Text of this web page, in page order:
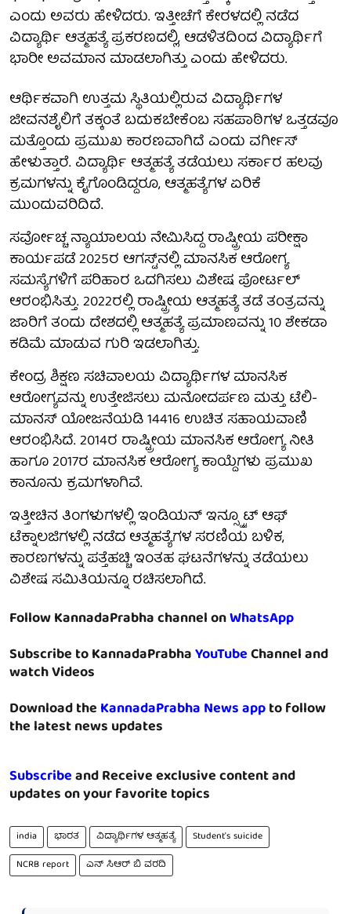
ಎಂದು ಅವರು ಹೇಳಿದರು. ಇತ್ತೀಚೆಗೆ ಕೇರಳದಲ್ಲಿ ನಡೆದ
ವಿದ್ಯಾರ್ಥಿ ಆತ್ಮಹತ್ಯೆ ಪ್ರಕರಣದಲ್ಲಿ, ಆಡಳಿತದಿಂದ ವಿದ್ಯಾರ್ಥಿಗೆ
ಭಾರೀ ಅವಮಾನ ಮಾಡಲಾಗಿತ್ತು ಎಂದು ಹೇಳಿದರು.
ಆರ್ಥಿಕವಾಗಿ ಉತ್ತಮ ಸ್ಥಿತಿಯಲ್ಲಿರುವ ವಿದ್ಯಾರ್ಥಿಗಳ
ಜೀವನಶೈಲಿಗೆ ತಕ್ಕಂತೆ ಬದುಕಬೇಕೆಂಬ ಸಹಪಾಠಿಗಳ ಒತ್ತಡವೂ
ಮತ್ತೊಂದು ಪ್ರಮುಖ ಕಾರಣವಾಗಿದೆ ಎಂದು ವರ್ಗೀಸ್
ಹೇಳುತ್ತಾರೆ. ವಿದ್ಯಾರ್ಥಿ ಆತ್ಮಹತ್ಯೆ ತಡೆಯಲು ಸರ್ಕಾರ ಹಲವು
ಕ್ರಮಗಳನ್ನು ಕೈಗೊಂಡಿದ್ದರೂ, ಆತ್ಮಹತ್ಯೆಗಳ ಏರಿಕೆ
ಮುಂದುವರಿದಿದೆ.
ಸರ್ವೋಚ್ಚ ನ್ಯಾಯಾಲಯ ನೇಮಿಸಿದ್ದ ರಾಷ್ಟ್ರೀಯ ಪರೀಕ್ಷಾ
ಕಾರ್ಯಪಡೆ 2025ರ ಆಗಸ್ಟ್‌ನಲ್ಲಿ ಮಾನಸಿಕ ಆರೋಗ್ಯ
ಸಮಸ್ಯೆಗಳಿಗೆ ಪರಿಹಾರ ಒದಗಿಸಲು ವಿಶೇಷ ಪೋರ್ಟಲ್
ಆರಂಭಿಸಿತ್ತು. 2022ರಲ್ಲಿ ರಾಷ್ಟ್ರೀಯ ಆತ್ಮಹತ್ಯೆ ತಡೆ ತಂತ್ರವನ್ನು
ಜಾರಿಗೆ ತಂದು ದೇಶದಲ್ಲಿ ಆತ್ಮಹತ್ಯೆ ಪ್ರಮಾಣವನ್ನು 10 ಶೇಕಡಾ
ಕಡಿಮೆ ಮಾಡುವ ಗುರಿ ಇಡಲಾಗಿತ್ತು.
ಕೇಂದ್ರ ಶಿಕ್ಷಣ ಸಚಿವಾಲಯ ವಿದ್ಯಾರ್ಥಿಗಳ ಮಾನಸಿಕ
ಆರೋಗ್ಯವನ್ನು ಉತ್ತೇಜಿಸಲು ಮನೋದರ್ಪಣ ಮತ್ತು ಟೆಲಿ-
ಮಾನಸ್ ಯೋಜನೆಯಡಿ 14416 ಉಚಿತ ಸಹಾಯವಾಣಿ
ಆರಂಭಿಸಿದೆ. 2014ರ ರಾಷ್ಟ್ರೀಯ ಮಾನಸಿಕ ಆರೋಗ್ಯ ನೀತಿ
ಹಾಗೂ 2017ರ ಮಾನಸಿಕ ಆರೋಗ್ಯ ಕಾಯ್ದೆಗಳು ಪ್ರಮುಖ
ಕಾನೂನು ಕ್ರಮಗಳಾಗಿವೆ.
ಇತ್ತೀಚಿನ ತಿಂಗಳುಗಳಲ್ಲಿ ಇಂಡಿಯನ್ ಇನ್ಸ್ಟ್ಟೂಟ್ ಆಫ್
ಟೆಕ್ನಾಲಜಿಗಳಲ್ಲಿ ನಡೆದ ಆತ್ಮಹತ್ಯೆಗಳ ಸರಣಿಯ ಬಳಿಕ,
ಕಾರಣಗಳನ್ನು ಪತ್ತೆಹಚ್ಚಿ ಇಂತಹ ಘಟನೆಗಳನ್ನು ತಡೆಯಲು
ವಿಶೇಷ ಸಮಿತಿಯನ್ನೂ ರಚಿಸಲಾಗಿದೆ.
Follow KannadaPrabha channel onWhatsApp
Subscribe to KannadaPrabhaYouTubeChannel and
watch Videos
Download theKannadaPrabha News appto follow
the latest news updates
Subscribeand Receive exclusive content and
updates on your favorite topics
india ಭಾರತ ವಿದ್ಯಾರ್ಥಿಗಳ ಆತ್ಮಹತ್ಯೆ
Student's suicide
NCRB report
ಎನ್ ಸಿಆರ್ ಬಿ ವರದಿ